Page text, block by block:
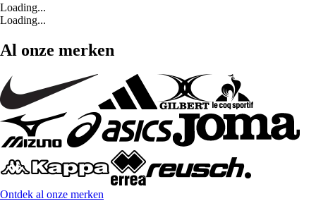
Loading...
Loading...
Al onze merken
Ontdek al onze merken